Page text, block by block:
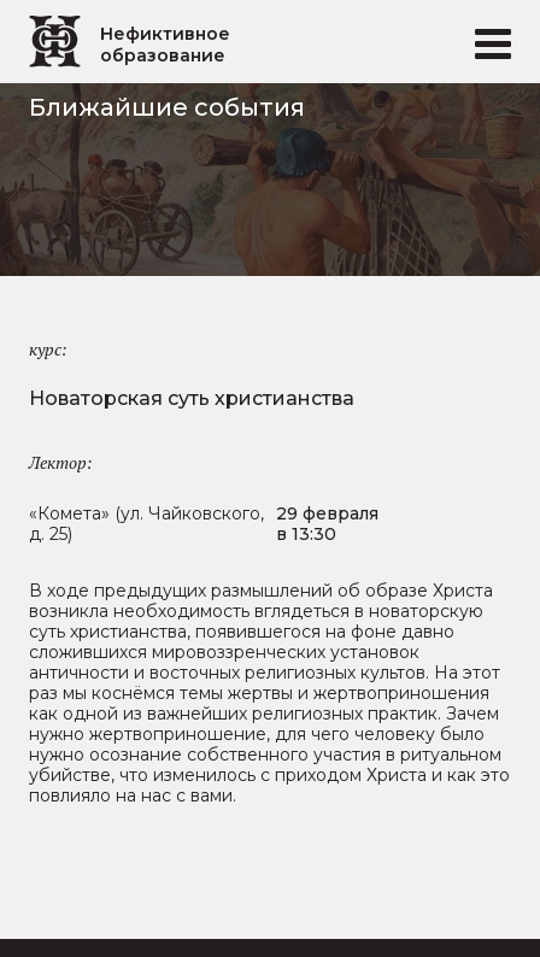
Перейти к основному содержанию
Нефиктивное
образование
Ближайшие события
курс:
Новаторская суть христианства
Лектор:
В ходе предыдущих размышлений об образе Христа
возникла необходимость вглядеться в новаторскую
суть христианства, появившегося на фоне давно
сложившихся мировоззренческих установок
античности и восточных религиозных культов. На этот
раз мы коснёмся темы жертвы и жертвоприношения
как одной из важнейших религиозных практик. Зачем
нужно жертвоприношение, для чего человеку было
нужно осознание собственного участия в ритуальном
убийстве, что изменилось с приходом Христа и как это
повлияло на нас с вами.
«Комета» (ул. Чайковского,
д. 25)
29 февраля
в 13:30